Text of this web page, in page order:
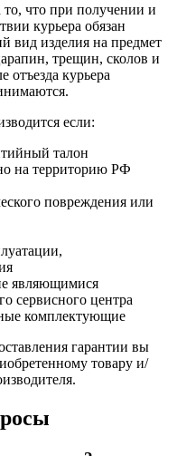
что при получении и
курьера обязан
вид изделия на предмет
трещин, сколов и
отъезда курьера
если:
талон
на территорию РФ
повреждения или
являющимися
сервисного центра
комплектующие
гарантии вы
товару и/